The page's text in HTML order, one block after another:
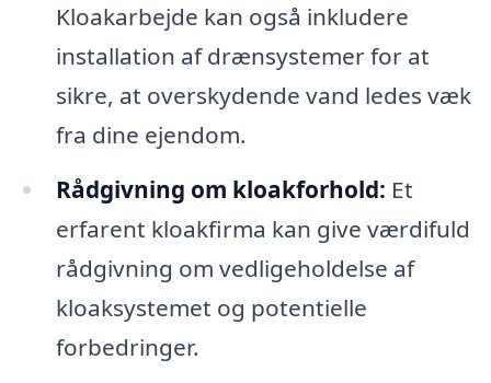
Kloakarbejde kan også inkludere
installation af drænsystemer for at
sikre, at overskydende vand ledes væk
fra dine ejendom.
Rådgivning om kloakforhold: Et
erfarent kloakfirma kan give værdifuld
rådgivning om vedligeholdelse af
kloaksystemet og potentielle
forbedringer.